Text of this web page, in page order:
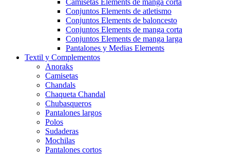
Camisetas Elements de manga corta
Conjuntos Elements de atletismo
Conjuntos Elements de baloncesto
Conjuntos Elements de manga corta
Conjuntos Elements de manga larga
Pantalones y Medias Elements
Textil y Complementos
Anoraks
Camisetas
Chandals
Chaqueta Chandal
Chubasqueros
Pantalones largos
Polos
Sudaderas
Mochilas
Pantalones cortos